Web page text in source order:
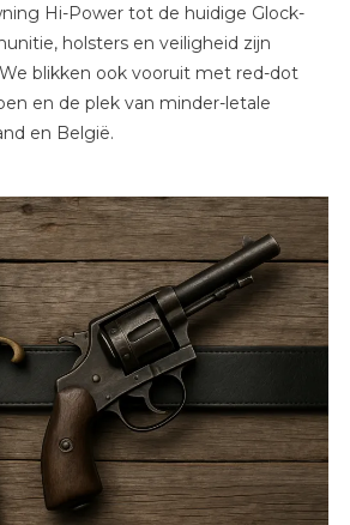
Hi-Power tot de huidige Glock-
holsters en veiligheid zijn
blikken ook vooruit met red-dot
en de plek van minder-letale
en België.